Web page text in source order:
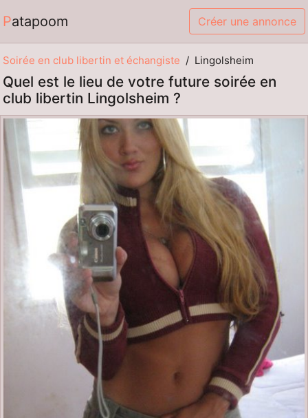
Patapoom Créer une annonce
Soirée en club libertin et échangiste Lingolsheim
Quel est le lieu de votre future soirée en
club libertin Lingolsheim ?